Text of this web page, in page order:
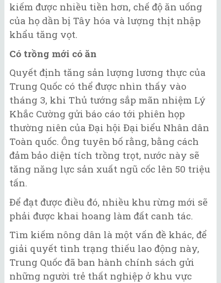
kiếm được nhiều tiền hơn, chế độ ăn uống
của họ dần bị Tây hóa và lượng thịt nhập
khẩu tăng vọt.
Có trồng mới có ăn
Quyết định tăng sản lượng lương thực của
Trung Quốc có thể được nhìn thấy vào
tháng 3, khi Thủ tướng sắp mãn nhiệm Lý
Khắc Cường gửi báo cáo tới phiên họp
thường niên của Đại hội Đại biểu Nhân dân
Toàn quốc. Ông tuyên bố rằng, bằng cách
đảm bảo diện tích trồng trọt, nước này sẽ
tăng năng lực sản xuất ngũ cốc lên 50 triệu
tấn.
Để đạt được điều đó, nhiều khu rừng mới sẽ
phải được khai hoang làm đất canh tác.
Tìm kiếm nông dân là một vấn đề khác, để
giải quyết tình trạng thiếu lao động này,
Trung Quốc đã ban hành chính sách gửi
những người trẻ thất nghiệp ở khu vực